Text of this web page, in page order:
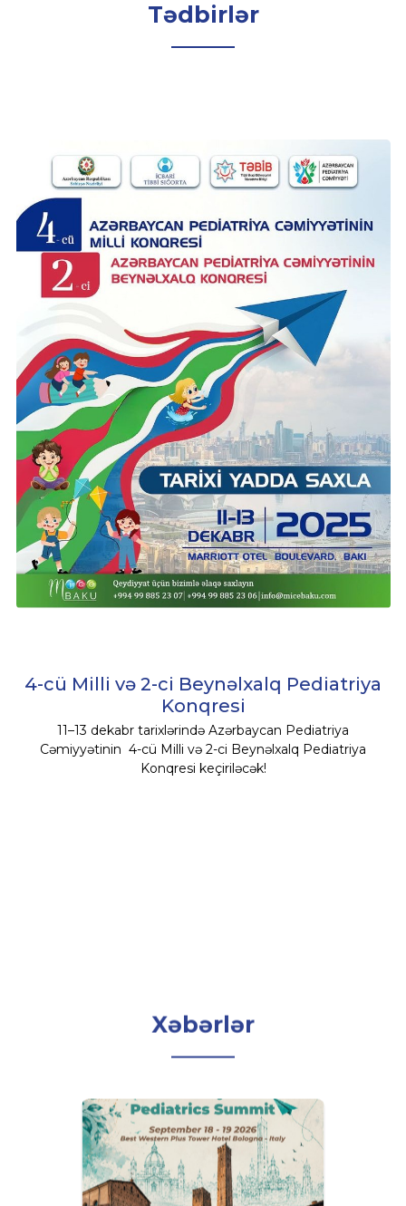
Tədbirlər
4-cü Milli və 2-ci Beynəlxalq Pediatriya
Konqresi
11–13 dekabr tarixlərində Azərbaycan Pediatriya
Cəmiyyətinin 4-cü Milli və 2-ci Beynəlxalq Pediatriya
Konqresi keçiriləcək!
Xəbərlər